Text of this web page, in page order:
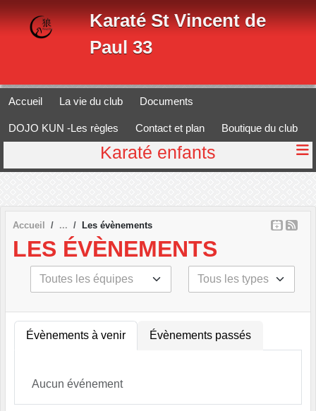
Karaté St Vincent de
Paul 33
Accueil La vie du club Documents
DOJO KUN -Les règles Contact et plan Boutique du club
Karaté enfants
Accueil Les évènements
LES ÉVÈNEMENTS
Évènements à venir Évènements passés
Aucun événement